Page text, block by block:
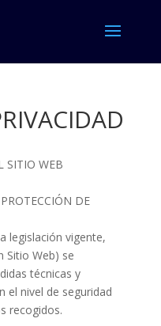
SITIO WEB
DE
legislación vigente,
Sitio Web) se
técnicas y
el nivel de seguridad
recogidos.